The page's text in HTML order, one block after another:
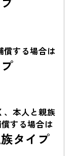
償する場合は
、本人と親族
する場合は
タイプ